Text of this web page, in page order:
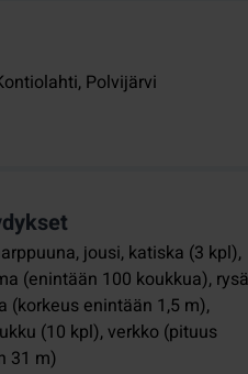
Polvijärvi
jousi, katiska (3 kpl),
(enintään 100 koukkua), rysä
(korkeus enintään 1,5 m),
(10 kpl), verkko (pituus
31 m)